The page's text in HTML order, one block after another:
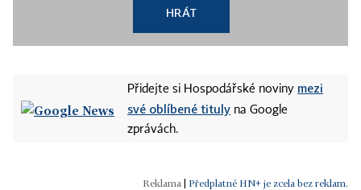
HRÁT
Přidejte si Hospodářské noviny mezi
své oblíbené tituly na Google
zprávách.
Předplatné HN+ je zcela bez reklam.